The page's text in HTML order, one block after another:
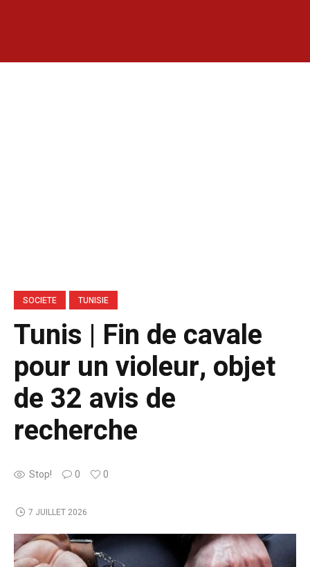
SOCIETE TUNISIE
Tunis | Fin de cavale
pour un violeur, objet
de 32 avis de
recherche
Stop! 0 0
7 JUILLET 2026